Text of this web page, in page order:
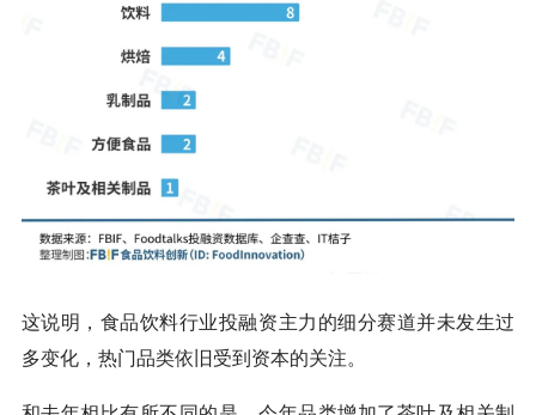
这说明，食品饮料行业投融资主力的细分赛道并未发生过
多变化，热门品类依旧受到资本的关注。